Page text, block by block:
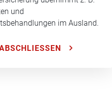
und
im Ausland.